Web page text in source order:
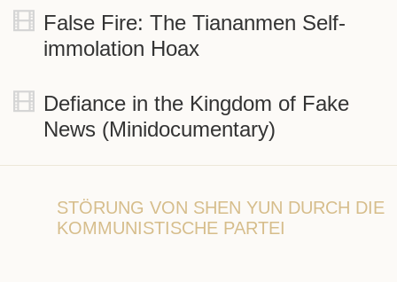
False Fire: The Tiananmen Self-
immolation Hoax
Defiance in the Kingdom of Fake
News (Minidocumentary)
STÖRUNG VON SHEN YUN DURCH DIE
KOMMUNISTISCHE PARTEI